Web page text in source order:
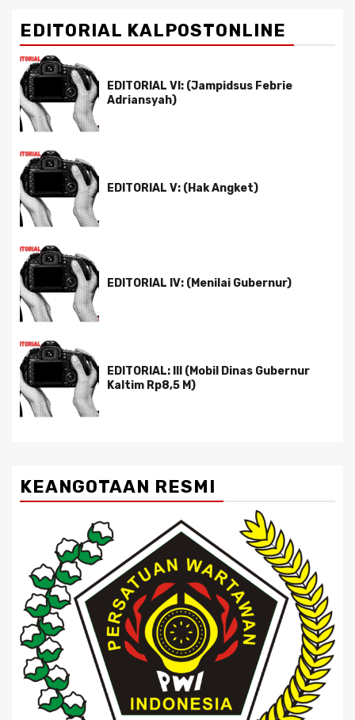
EDITORIAL KALPOSTONLINE
EDITORIAL VI: (Jampidsus Febrie
Adriansyah)
EDITORIAL V: (Hak Angket)
EDITORIAL IV: (Menilai Gubernur)
EDITORIAL: III (Mobil Dinas Gubernur
Kaltim Rp8,5 M)
KEANGOTAAN RESMI